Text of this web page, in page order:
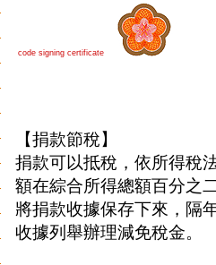
code signing certificate
【捐款節稅】
捐款可以抵稅，依所得稅
額在綜合所得總額百分之
將捐款收據保存下來，隔
收據列舉辦理減免稅金。